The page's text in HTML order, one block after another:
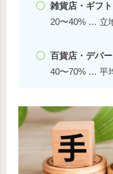
雑貨店・ギフ
20〜40% … 立
百貨店・デパー
40〜70% … 平